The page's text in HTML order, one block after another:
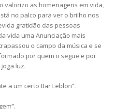
valorizo as homenagens em vida,
no palco para ver o brilho nos
gratidão das pessoas
vida uma Anunciação mais
o campo da música e se
por quem o segue e por
luz.
a um certo Bar Leblon”.